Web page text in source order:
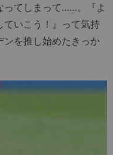
ってしまって……。『よ
ていこう！』って気持
ンを推し始めたきっか